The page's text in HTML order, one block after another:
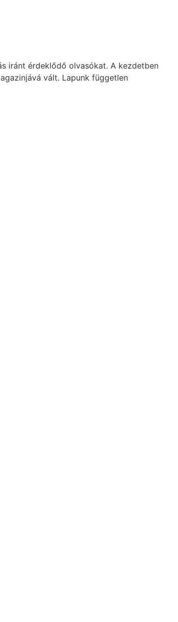
iránt érdeklődő olvasókat. A kezdetben
vált. Lapunk független